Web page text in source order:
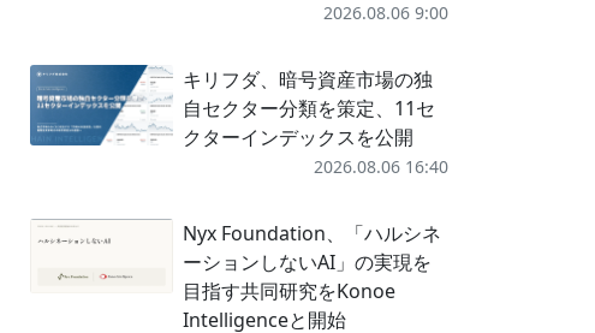
2026.08.06 9:00
キリフダ、暗号資産市場の独
自セクター分類を策定、11セ
クターインデックスを公開
2026.08.06 16:40
Nyx Foundation、「ハルシネ
ーションしないAI」の実現を
目指す共同研究をKonoe
Intelligenceと開始